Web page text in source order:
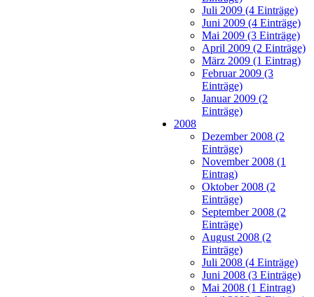
Juli 2009 (4 Einträge)
Juni 2009 (4 Einträge)
Mai 2009 (3 Einträge)
April 2009 (2 Einträge)
März 2009 (1 Eintrag)
Februar 2009 (3
Einträge)
Januar 2009 (2
Einträge)
2008
Dezember 2008 (2
Einträge)
November 2008 (1
Eintrag)
Oktober 2008 (2
Einträge)
September 2008 (2
Einträge)
August 2008 (2
Einträge)
Juli 2008 (4 Einträge)
Juni 2008 (3 Einträge)
Mai 2008 (1 Eintrag)